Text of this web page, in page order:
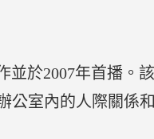
並於2007年首播。
公室內的人際關係